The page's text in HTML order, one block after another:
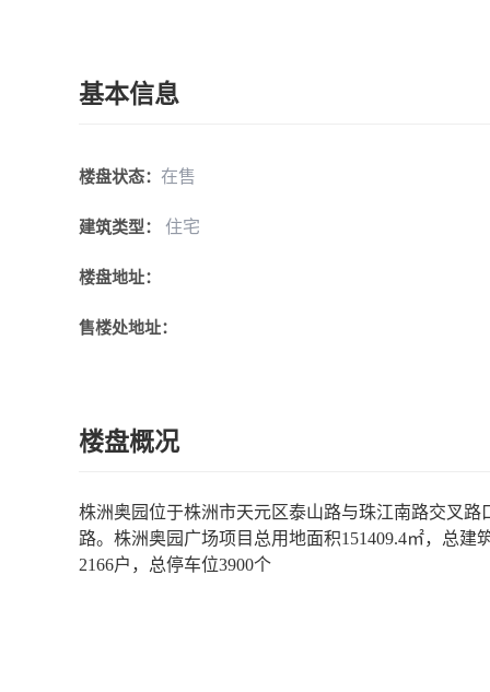
基本信息
楼盘状态： 在售
建筑类型： 住宅
楼盘地址：
售楼处地址：
楼盘概况
株洲奥园位于株洲市天元区泰山路与珠江南路交叉
路。株洲奥园广场项目总用地面积151409.4㎡，总建
2166户，总停车位3900个